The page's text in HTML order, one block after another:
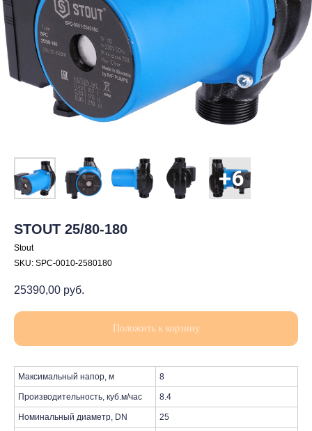
STOUT 25/80-180
Stout
SKU: SPC-0010-2580180
25390,00 руб.
Положить к корзину
Максимальный напор, м 8
Производительность, куб.м/час 8.4
Номинальный диаметр, DN 25